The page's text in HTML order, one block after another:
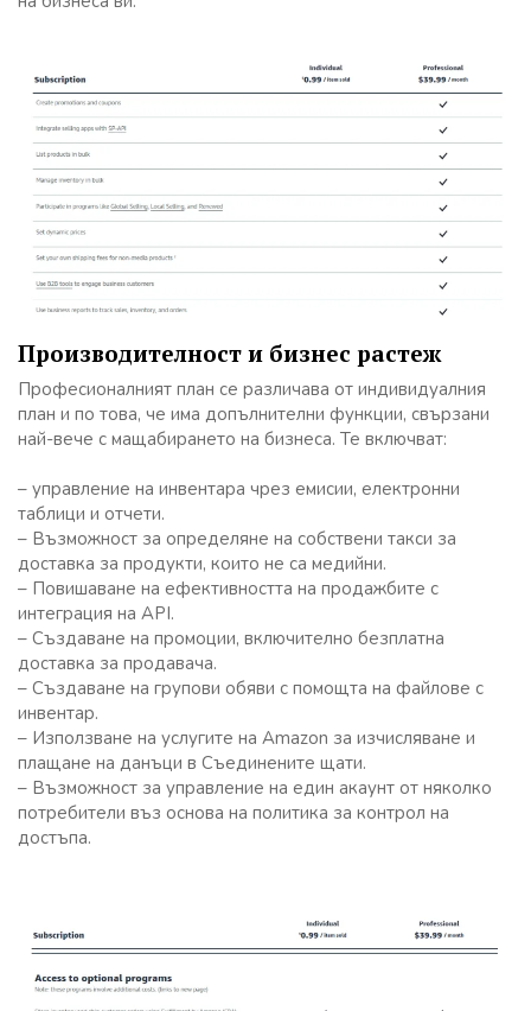
Производителност и бизнес растеж
Професионалният план се различава от индивидуалния
план и по това, че има допълнителни функции, свързани
най-вече с мащабирането на бизнеса. Те включват:
– управление на инвентара чрез емисии, електронни
таблици и отчети.
– Възможност за определяне на собствени такси за
доставка за продукти, които не са медийни.
– Повишаване на ефективността на продажбите с
интеграция на API.
– Създаване на промоции, включително безплатна
доставка за продавача.
– Създаване на групови обяви с помощта на файлове с
инвентар.
– Използване на услугите на Amazon за изчисляване и
плащане на данъци в Съединените щати.
– Възможност за управление на един акаунт от няколко
потребители въз основа на политика за контрол на
достъпа.